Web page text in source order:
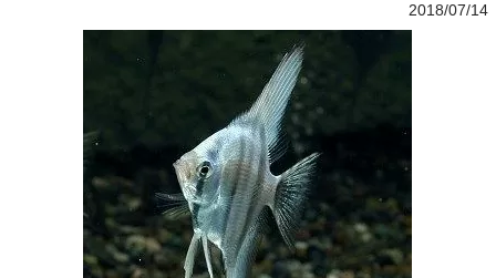
2018/07/14